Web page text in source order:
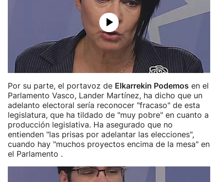
Por su parte, el portavoz de Elkarrekin Podemos en el
Parlamento Vasco, Lander Martínez, ha dicho que un
adelanto electoral sería reconocer "fracaso" de esta
legislatura, que ha tildado de "muy pobre" en cuanto a
producción legislativa. Ha asegurado que no
entienden "las prisas por adelantar las elecciones",
cuando hay "muchos proyectos encima de la mesa" en
el Parlamento .